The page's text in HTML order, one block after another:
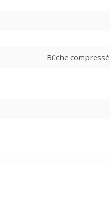
Bûche